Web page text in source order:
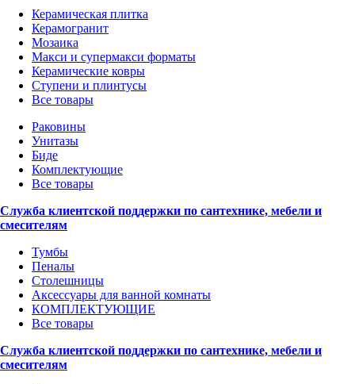
Керамическая плитка
Керамогранит
Мозаика
Макси и супермакси форматы
Керамические ковры
Ступени и плинтусы
Все товары
Раковины
Унитазы
Биде
Комплектующие
Все товары
Служба клиентской поддержки по сантехнике, мебели и
смесителям
Тумбы
Пеналы
Столешницы
Аксессуары для ванной комнаты
КОМПЛЕКТУЮЩИЕ
Все товары
Служба клиентской поддержки по сантехнике, мебели и
смесителям